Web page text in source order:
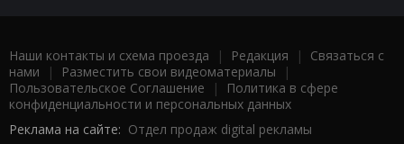
Наши контакты и схема проезда | Редакция | Связаться с
нами | Разместить свои видеоматериалы |
Пользовательское Соглашение |
Политика в сфере
конфиденциальности и персональных данных
Реклама на сайте: Отдел продаж digital рекламы